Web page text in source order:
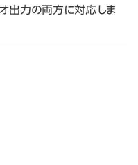
出力の両方に対応しま